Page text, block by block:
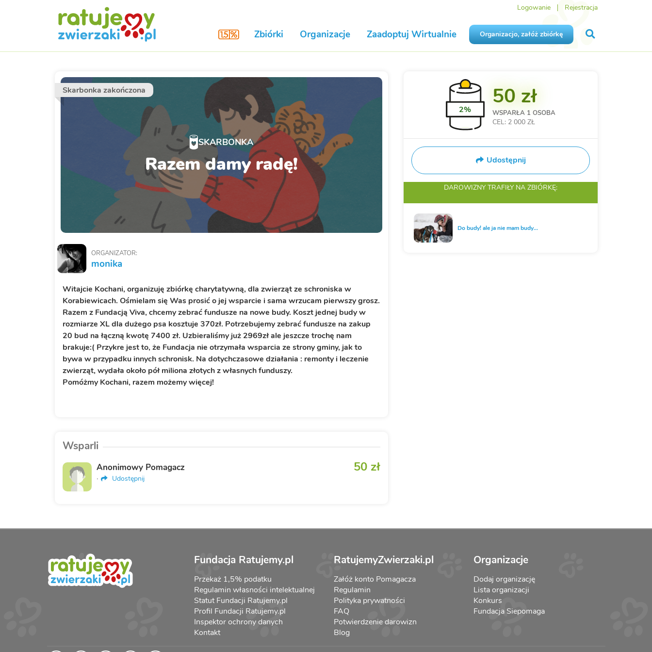
Logowanie Rejestracja
Zbiórki Organizacje Zaadoptuj Wirtualnie Organizacjo, załóż zbiórkę
Skarbonka zakończona
SKARBONKA
Razem damy radę!
ORGANIZATOR:
monika
Witajcie Kochani, organizuję zbiórkę charytatywną, dla zwierząt ze schroniska w
Korabiewicach. Ośmielam się Was prosić o jej wsparcie i sama wrzucam pierwszy grosz.
Razem z Fundacją Viva, chcemy zebrać fundusze na nowe budy. Koszt jednej budy w
rozmiarze XL dla dużego psa kosztuje 370zł. Potrzebujemy zebrać fundusze na zakup
20 bud na łączną kwotę 7400 zł. Uzbieraliśmy już 2969zł ale jeszcze trochę nam
brakuje:( Przykre jest to, że Fundacja nie otrzymała wsparcia ze strony gminy, jak to
bywa w przypadku innych schronisk. Na dotychczasowe działania : remonty i leczenie
zwierząt, wydała około pół miliona złotych z własnych funduszy.
Pomóżmy Kochani, razem możemy więcej!
Wsparli
50 zł
Anonimowy Pomagacz
· Udostępnij
2%
50 zł
WSPARŁA 1 OSOBA
CEL: 2 000 ZŁ
Udostępnij
DAROWIZNY TRAFIŁY NA ZBIÓRKĘ:
Do budy! ale ja nie mam budy...
Fundacja Ratujemy.pl
Przekaż 1,5% podatku
Regulamin własności intelektualnej
Statut Fundacji Ratujemy.pl
Profil Fundacji Ratujemy.pl
Inspektor ochrony danych
Kontakt
RatujemyZwierzaki.pl
Załóż konto Pomagacza
Regulamin
Polityka prywatności
FAQ
Potwierdzenie darowizn
Blog
Organizacje
Dodaj organizację
Lista organizacji
Konkurs
Fundacja Siepomaga